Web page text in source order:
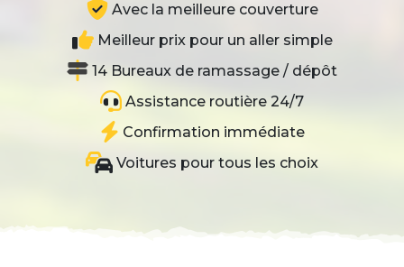
Avec la meilleure couverture
Meilleur prix pour un aller simple
14 Bureaux de ramassage / dépôt
Assistance routière 24/7
Confirmation immédiate
Voitures pour tous les choix